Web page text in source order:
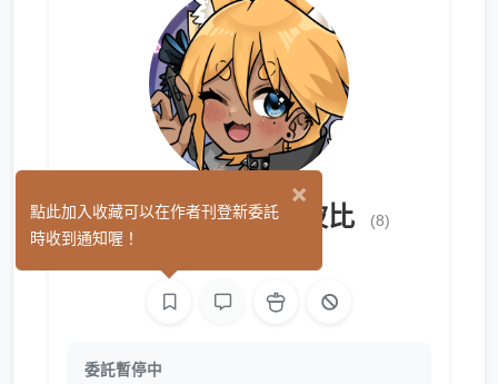
奈可貓AKA波比波比 (8)
委託暫停中
×
點此加入收藏可以在作者刊登新委託
時收到通知喔！